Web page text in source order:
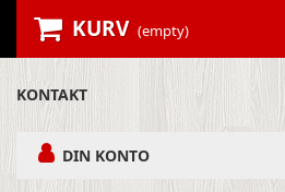
KURV (empty)
KONTAKT
DIN KONTO